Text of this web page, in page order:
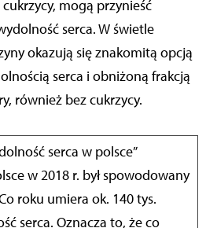
mogą przynieść
serca. W świetle
okazują się znakomitą opcją
serca i obniżoną frakcją
również bez cukrzycy.
serca w polsce”
w 2018 r. był spowodowany
roku umiera ok. 140 tys.
serca. Oznacza to, że co